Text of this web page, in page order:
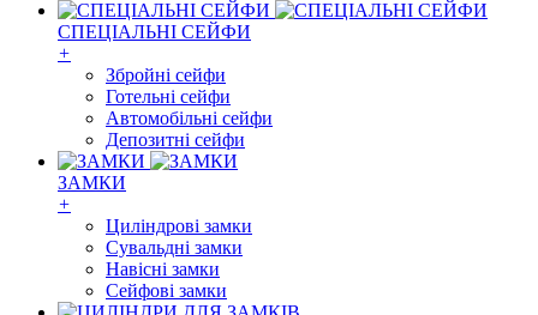
СПЕЦІАЛЬНІ СЕЙФИ
+
Збройні сейфи
Готельні сейфи
Автомобільні сейфи
Депозитні сейфи
ЗАМКИ
+
Циліндрові замки
Сувальдні замки
Навісні замки
Сейфові замки